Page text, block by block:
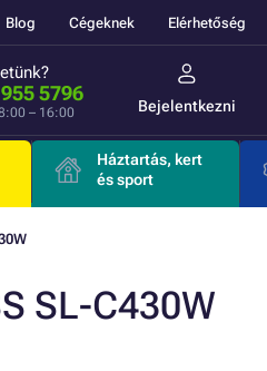
Blog Cégeknek Elérhetőség
5796
– 16:00 Bejelentkezni
Háztartás, kert
és sport
SL-C430W